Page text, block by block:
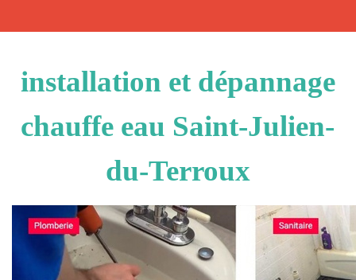
installation et dépannage
chauffe eau Saint-Julien-
du-Terroux